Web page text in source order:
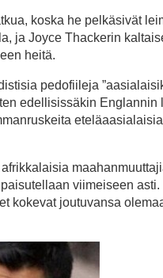
koska he pelkäsivät
ja Joyce Thackerin
heitä.
pedofiileja
edellisissäkin
viimeiseen
kokevat joutuvansa